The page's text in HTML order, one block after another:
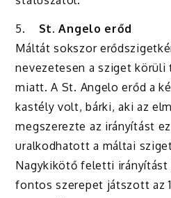
5. St. Angelo erőd
Máltát sokszor
nevezetesen a sziget körüli
miatt. A St. Angelo erőd a
kastély volt, bárki, aki az
megszerezte az irányítást
uralkodhatott a máltai
Nagykikötő feletti
fontos szerepet játszott az